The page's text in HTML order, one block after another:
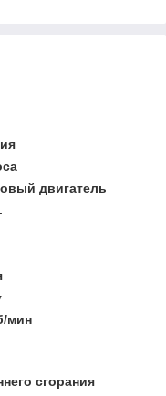
двигатель
мин
сгорания